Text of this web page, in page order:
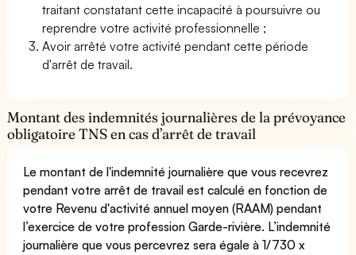
traitant constatant cette incapacité à poursuivre ou
reprendre votre activité professionnelle ;
Avoir arrêté votre activité pendant cette période
d'arrêt de travail.
Montant des indemnités journalières de la prévoyance
obligatoire TNS en cas d’arrêt de travail
Le montant de l'indemnité journalière que vous recevrez
pendant votre arrêt de travail est calculé en fonction de
votre Revenu d'activité annuel moyen (RAAM) pendant
l’exercice de votre profession Garde-rivière. L’indemnité
journalière que vous percevrez sera égale à 1/730 x